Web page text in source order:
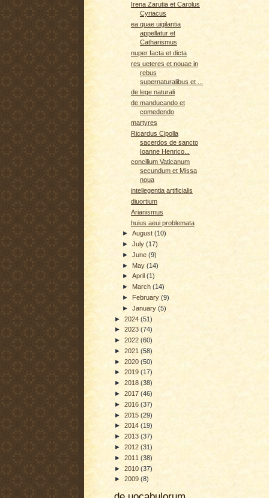
Irena Zarutia et Carolus
Cyriacus
ea quae uigilantia
appellatur et
Catharismus
nuper facta et dicta
res ueteres et nouae in
rebus
supernaturalibus et ...
de lege naturali
de manducando et
comedendo
martyres
Ricardus Cipolla
sacerdos de sancto
Ioanne Henrico...
concilium Vaticanum
secundum et Missa
noua
intellegentia artificialis
diuortium
Arianismus
huius aeui problemata
►August(10)
►July(17)
►June(9)
► May(14)
►April(1)
► March(14)
► February(9)
►January(5)
► 2024 (51)
► 2023 (74)
► 2022 (60)
► 2021 (58)
► 2020 (50)
► 2019 (17)
► 2018 (38)
► 2017 (46)
► 2016 (37)
► 2015 (29)
► 2014 (19)
► 2013 (37)
► 2012 (31)
► 2011 (38)
► 2010 (37)
► 2009 (8)